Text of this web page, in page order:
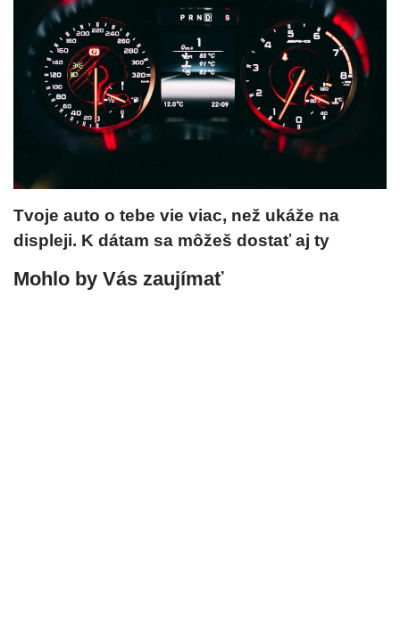
Tvoje auto o tebe vie viac, než ukáže na
displeji. K dátam sa môžeš dostať aj ty
Mohlo by Vás zaujímať